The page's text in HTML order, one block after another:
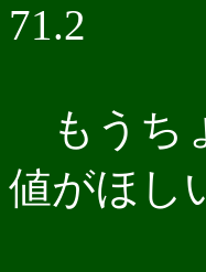
71.2
もうち
値がほし